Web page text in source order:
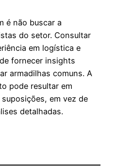
é não buscar a
do setor. Consultar
em logística e
fornecer insights
armadilhas comuns. A
pode resultar em
em vez de
detalhadas.